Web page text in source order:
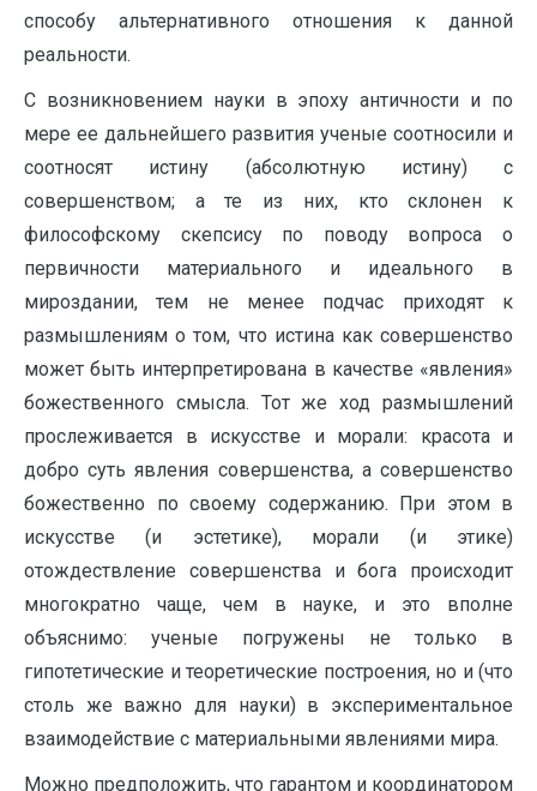
способу альтернативного отношения к данной
реальности.
С возникновением науки в эпоху античности и по
мере ее дальнейшего развития ученые соотносили и
соотносят истину (абсолютную истину) с
совершенством; а те из них, кто склонен к
философскому скепсису по поводу вопроса о
первичности материального и идеального в
мироздании, тем не менее подчас приходят к
размышлениям о том, что истина как совершенство
может быть интерпретирована в качестве «явления»
божественного смысла. Тот же ход размышлений
прослеживается в искусстве и морали: красота и
добро суть явления совершенства, а совершенство
божественно по своему содержанию. При этом в
искусстве (и эстетике), морали (и этике)
отождествление совершенства и бога происходит
многократно чаще, чем в науке, и это вполне
объяснимо: ученые погружены не только в
гипотетические и теоретические построения, но и (что
столь же важно для науки) в экспериментальное
взаимодействие с материальными явлениями мира.
Можно предположить, что гарантом и координатором